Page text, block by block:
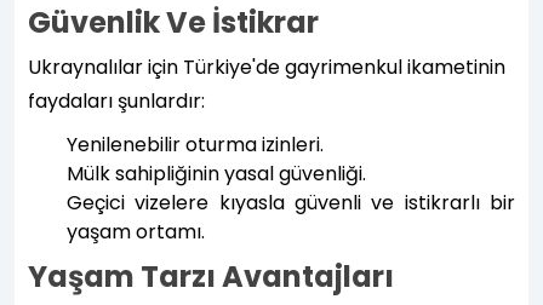
Güvenlik Ve İstikrar
Ukraynalılar için Türkiye'de gayrimenkul ikametinin
faydaları şunlardır:
Yenilenebilir oturma izinleri.
Mülk sahipliğinin yasal güvenliği.
Geçici vizelere kıyasla güvenli ve istikrarlı bir
yaşam ortamı.
Yaşam Tarzı Avantajları